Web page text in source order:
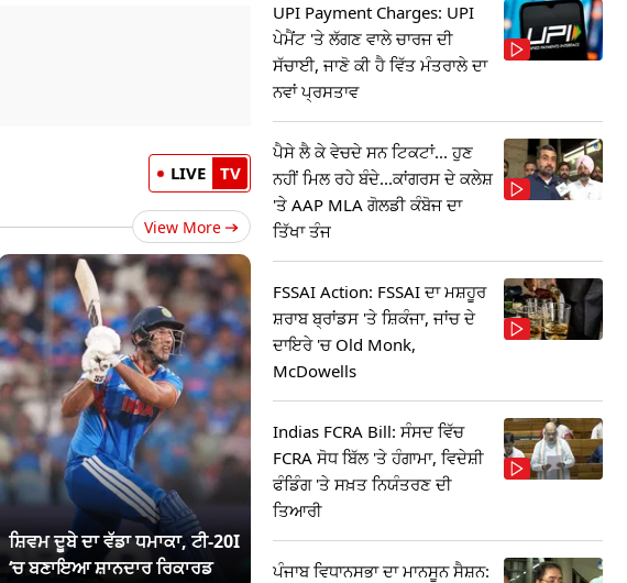
LIVE TV
View More
ਸ਼ਿਵਮ ਦੂਬੇ ਦਾ ਵੱਡਾ ਧਮਾਕਾ, ਟੀ-20I
‘ਚ ਬਣਾਇਆ ਸ਼ਾਨਦਾਰ ਰਿਕਾਰਡ
UPI Payment Charges: UPI
ਪੇਮੈਂਟ 'ਤੇ ਲੱਗਣ ਵਾਲੇ ਚਾਰਜ ਦੀ
ਸੱਚਾਈ, ਜਾਣੋ ਕੀ ਹੈ ਵਿੱਤ ਮੰਤਰਾਲੇ ਦਾ
ਨਵਾਂ ਪ੍ਰਸਤਾਵ
ਪੈਸੇ ਲੈ ਕੇ ਵੇਚਦੇ ਸਨ ਟਿਕਟਾਂ... ਹੁਣ
ਨਹੀਂ ਮਿਲ ਰਹੇ ਬੰਦੇ...ਕਾਂਗਰਸ ਦੇ ਕਲੇਸ਼
'ਤੇ AAP MLA ਗੋਲਡੀ ਕੰਬੋਜ ਦਾ
ਤਿੱਖਾ ਤੰਜ
FSSAI Action: FSSAI ਦਾ ਮਸ਼ਹੂਰ
ਸ਼ਰਾਬ ਬ੍ਰਾਂਡਸ 'ਤੇ ਸ਼ਿਕੰਜਾ, ਜਾਂਚ ਦੇ
ਦਾਇਰੇ 'ਚ Old Monk,
McDowells
Indias FCRA Bill: ਸੰਸਦ ਵਿੱਚ
FCRA ਸੋਧ ਬਿੱਲ 'ਤੇ ਹੰਗਾਮਾ, ਵਿਦੇਸ਼ੀ
ਫੰਡਿੰਗ 'ਤੇ ਸਖ਼ਤ ਨਿਯੰਤਰਣ ਦੀ
ਤਿਆਰੀ
ਪੰਜਾਬ ਵਿਧਾਨਸਭਾ ਦਾ ਮਾਨਸੂਨ ਸੈਸ਼ਨ: